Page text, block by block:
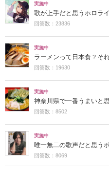
実施中
歌が上手だと思うホロラ
回答数：23836
実施中
ラーメンって日本食？そ
回答数：19630
実施中
神奈川県で一番うまいと
回答数：8502
実施中
唯一無二の歌声だと思う
回答数：8069